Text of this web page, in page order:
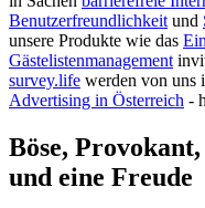
Benutzerfreundlichkeit und
unsere Produkte wie das
Gästelistenmanagement
survey.life werden von uns
Advertising in Österreich -
Böse,
und eine Freude